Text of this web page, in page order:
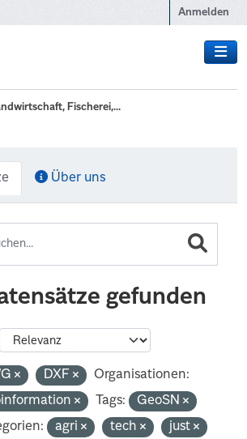
Anmelden
Fischerei,...
Über uns
gefunden
DXF
Organisationen:
Tags:
GeoSN
agri tech just